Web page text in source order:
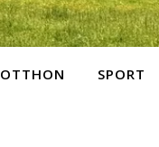
OTTHON SPORT